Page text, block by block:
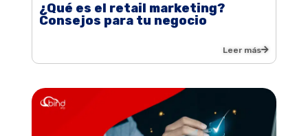
¿Qué es el retail marketing?
Consejos para tu negocio
Leer más